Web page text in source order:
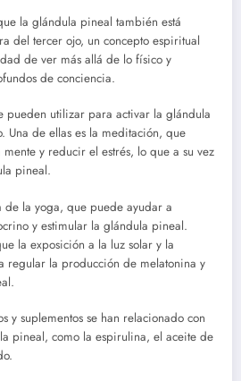
la glándula pineal también está
del tercer ojo, un concepto espiritual
de ver más allá de lo físico y
de conciencia.
pueden utilizar para activar la glándula
Una de ellas es la meditación, que
y reducir el estrés, lo que a su vez
pineal.
de la yoga, que puede ayudar a
y estimular la glándula pineal.
la exposición a la luz solar y la
regular la producción de melatonina y
y suplementos se han relacionado con
pineal, como la espirulina, el aceite de